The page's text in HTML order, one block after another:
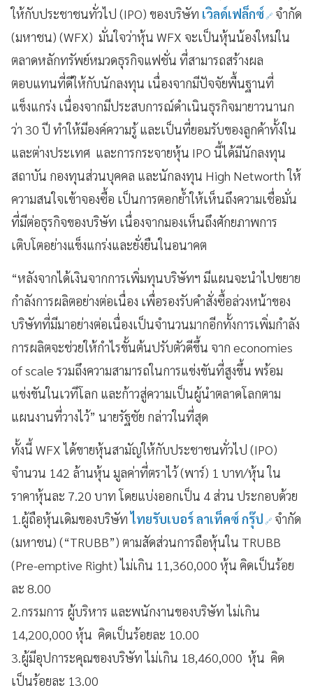
ให้กับประชาชนทั่วไป (IPO) ของบริษัท เวิลด์เฟล็กซ์ จำกัด
(มหาชน) (WFX) มั่นใจว่าหุ้น WFX จะเป็นหุ้นน้องใหม่ใน
ตลาดหลักทรัพย์หมวดธุรกิจแฟชั่น ที่สามารถสร้างผล
ตอบแทนที่ดีให้กับนักลงทุน เนื่องจากมีปัจจัยพื้นฐานที่
แข็งแกร่ง เนื่องจากมีประสบการณ์ดำเนินธุรกิจมายาวนานก
ว่า 30 ปี ทำให้มีองค์ความรู้ และเป็นที่ยอมรับของลูกค้าทั้งใน
และต่างประเทศ และการกระจายหุ้น IPO นี้ได้มีนักลงทุน
สถาบัน กองทุนส่วนบุคคล และนักลงทุน High Networth ให้
ความสนใจเข้าจองซื้อ เป็นการตอกย้ำให้เห็นถึงความเชื่อมั่น
ที่มีต่อธุรกิจของบริษัท เนื่องจากมองเห็นถึงศักยภาพการ
เติบโตอย่างแข็งแกร่งและยั่งยืนในอนาคต
“หลังจากได้เงินจากการเพิ่มทุนบริษัทฯ มีแผนจะนำไปขยาย
กำลังการผลิตอย่างต่อเนื่อง เพื่อรองรับคำสั่งซื้อล่วงหน้าของ
บริษัทที่มีมาอย่างต่อเนื่องเป็นจำนวนมากอีกทั้งการเพิ่มกำลัง
การผลิตจะช่วยให้กำไรขั้นต้นปรับตัวดีขึ้น จาก economies
of scale รวมถึงความสามารถในการแข่งขันที่สูงขึ้น พร้อม
แข่งขันในเวทีโลก และก้าวสู่ความเป็นผู้นำตลาดโลกตาม
แผนงานที่วางไว้” นายรัฐชัย กล่าวในที่สุด
ทั้งนี้ WFX ได้ขายหุ้นสามัญให้กับประชาชนทั่วไป (IPO)
จำนวน 142 ล้านหุ้น มูลค่าที่ตราไว้ (พาร์) 1 บาท/หุ้น ใน
ราคาหุ้นละ 7.20 บาท โดยแบ่งออกเป็น 4 ส่วน ประกอบด้วย
1.ผู้ถือหุ้นเดิมของบริษัทไทยรับเบอร์ ลาเท็คซ์ กรุ๊ป จำกัด
(มหาชน) (“TRUBB”) ตามสัดส่วนการถือหุ้นใน TRUBB
(Pre-emptive Right) ไม่เกิน 11,360,000 หุ้น คิดเป็นร้อย
ละ 8.00
2.กรรมการ ผู้บริหาร และพนักงานของบริษัท ไม่เกิน
14,200,000 หุ้น คิดเป็นร้อยละ 10.00
3.ผู้มีอุปการะคุณของบริษัท ไม่เกิน 18,460,000 หุ้น คิด
เป็นร้อยละ 13.00